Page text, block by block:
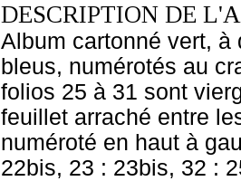
DESCRIPTION DE
Album cartonné vert, à
bleus, numérotés au
folios 25 à 31 sont
feuillet arraché entre
numéroté en haut à
22bis, 23 : 23bis, 32 :